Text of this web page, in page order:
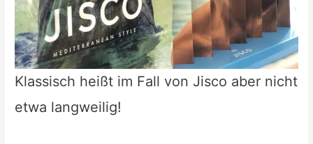
Klassisch heißt im Fall von Jisco aber nicht
etwa langweilig!